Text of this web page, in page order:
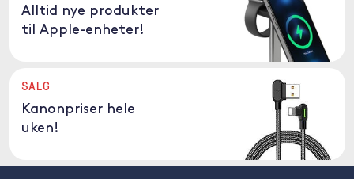
Alltid nye produkter
til Apple-enheter!
SALG
Kanonpriser hele
uken!